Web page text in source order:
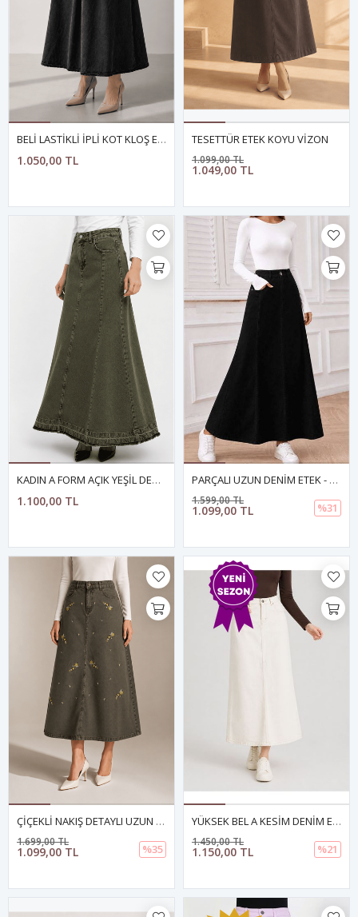
BELİ LASTİKLİ İPLİ KOT KLOŞ ETEK ANTRASİT
1.050,00 TL
TESETTÜR ETEK KOYU VİZON
1.049,00 TL
1.099,00 TL
KADIN A FORM AÇIK YEŞİL DENİM ETEK
1.100,00 TL
PARÇALI UZUN DENİM ETEK - SİYAH
1.099,00 TL
1.599,00 TL
%31
ÇİÇEKLİ NAKIŞ DETAYLI UZUN DENİM ETEK- YEŞİL
1.099,00 TL
1.699,00 TL
%35
YÜKSEK BEL A KESİM DENİM ETEK- BEYAZ
1.150,00 TL
1.450,00 TL
%21